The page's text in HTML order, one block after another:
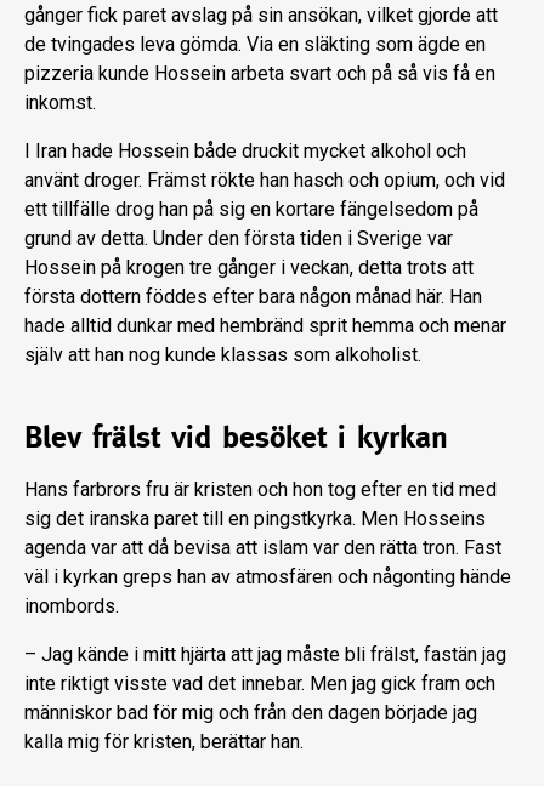
gånger fick paret avslag på sin ansökan, vilket gjorde att
de tvingades leva gömda. Via en släkting som ägde en
pizzeria kunde Hossein arbeta svart och på så vis få en
inkomst.
I Iran hade Hossein både druckit mycket alkohol och
använt droger. Främst rökte han hasch och opium, och vid
ett tillfälle drog han på sig en kortare fängelsedom på
grund av detta. Under den första tiden i Sverige var
Hossein på krogen tre gånger i veckan, detta trots att
första dottern föddes efter bara någon månad här. Han
hade alltid dunkar med hembränd sprit hemma och menar
själv att han nog kunde klassas som alkoholist.
Blev frälst vid besöket i kyrkan
Hans farbrors fru är kristen och hon tog efter en tid med
sig det iranska paret till en pingstkyrka. Men Hosseins
agenda var att då bevisa att islam var den rätta tron. Fast
väl i kyrkan greps han av atmosfären och någonting hände
inombords.
– Jag kände i mitt hjärta att jag måste bli frälst, fastän jag
inte riktigt visste vad det innebar. Men jag gick fram och
människor bad för mig och från den dagen började jag
kalla mig för kristen, berättar han.